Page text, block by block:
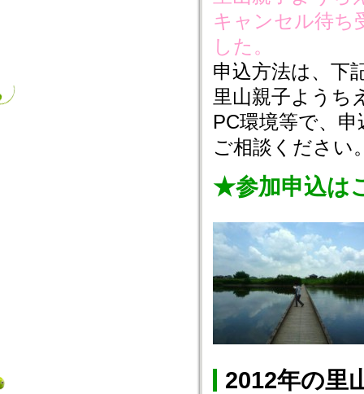
キャンセル待ち
した。
申込方法は、下
里山親子ようち
PC環境等で、
ご相談ください
★参加申込は
2012年の里